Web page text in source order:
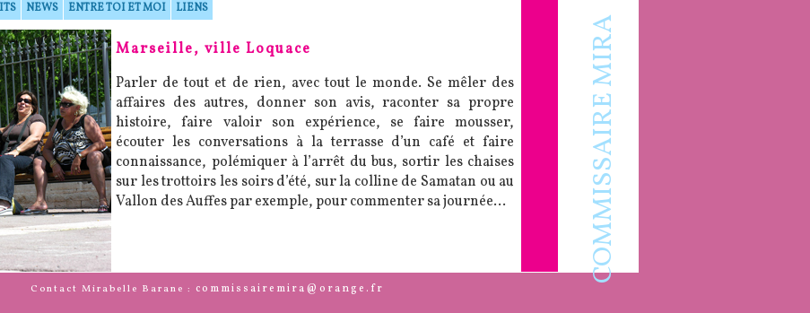
NEWS ENTRE TOI ET MOI LIENS
Marseille, ville Loquace
Parler de tout et de rien, avec tout le monde. Se mêler des
affaires des autres, donner son avis, raconter sa propre
histoire, faire valoir son expérience, se faire mousser,
écouter les conversations à la terrasse d’un café et faire
connaissance, polémiquer à l’arrêt du bus, sortir les chaises
sur les trottoirs les soirs d’été, sur la colline de Samatan ou au
Vallon des Auffes par exemple, pour commenter sa journée…
COMMISSAIRE MIRA
Contact Mirabelle Barane : commissairemira@orange.fr